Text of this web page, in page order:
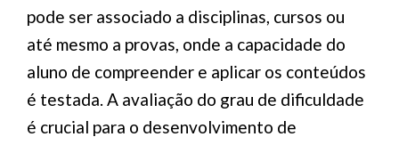
pode ser associado a disciplinas, cursos ou
até mesmo a provas, onde a capacidade do
aluno de compreender e aplicar os conteúdos
é testada. A avaliação do grau de dificuldade
é crucial para o desenvolvimento de